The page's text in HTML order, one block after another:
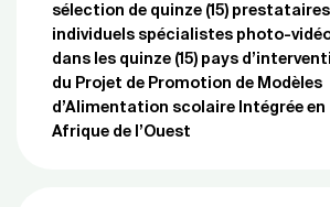
sélection de quinze (15) prestataires
individuels spécialistes photo-
dans les quinze (15) pays
du Projet de Promotion de Modèles
d’Alimentation scolaire Intégrée en
Afrique de l’Ouest